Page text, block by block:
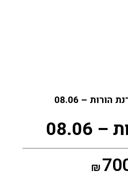
הורות – 08.06
₪